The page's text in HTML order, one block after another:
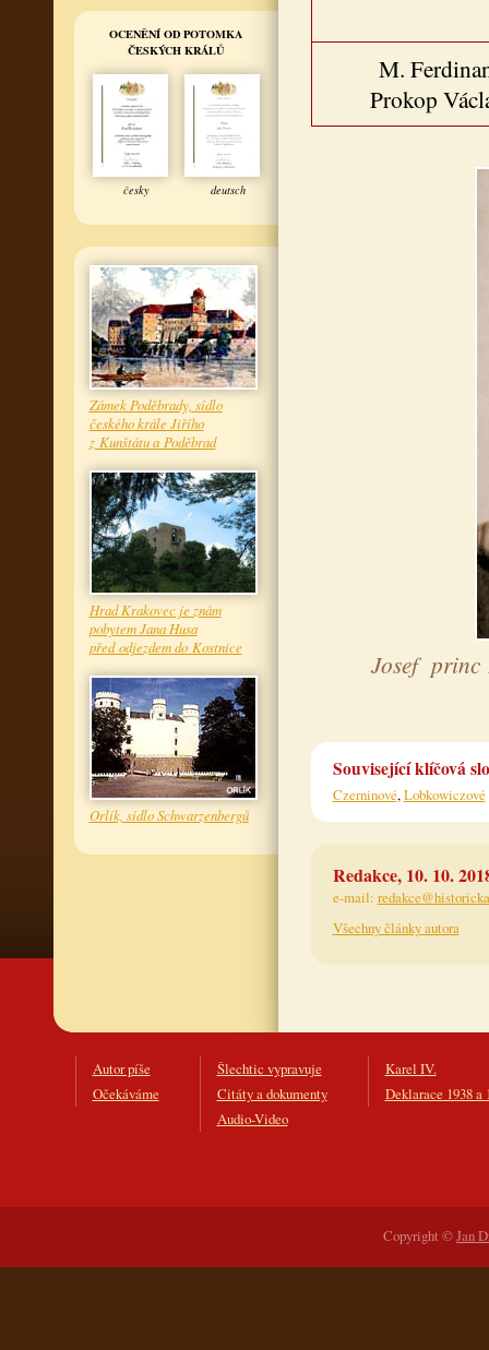
OCENĚNÍ OD POTOMKA
ČESKÝCH KRÁLŮ
česky deutsch
Zámek Poděbrady, sídlo
českého krále Jiřího
z Kunštátu a Poděbrad
Hrad Krakovec je znám
pobytem Jana Husa
před odjezdem do Kostnice
Orlík, sídlo Schwarzenbergů
M.
Prokop
Josef princ
Související klíčová
Czerninové,Lobkowiczové
Redakce, 10. 10.
e-mail:
Všechny články autora
Autor píše
Očekáváme
Šlechtic vypravuje
Citáty a dokumenty
Audio-Video
Karel IV.
Deklarace 1938 a
Copyright ©Jan